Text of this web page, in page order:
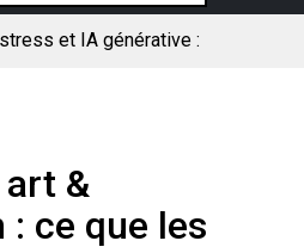
les études qui
: une lecture
: objectif nul
&
ce que les